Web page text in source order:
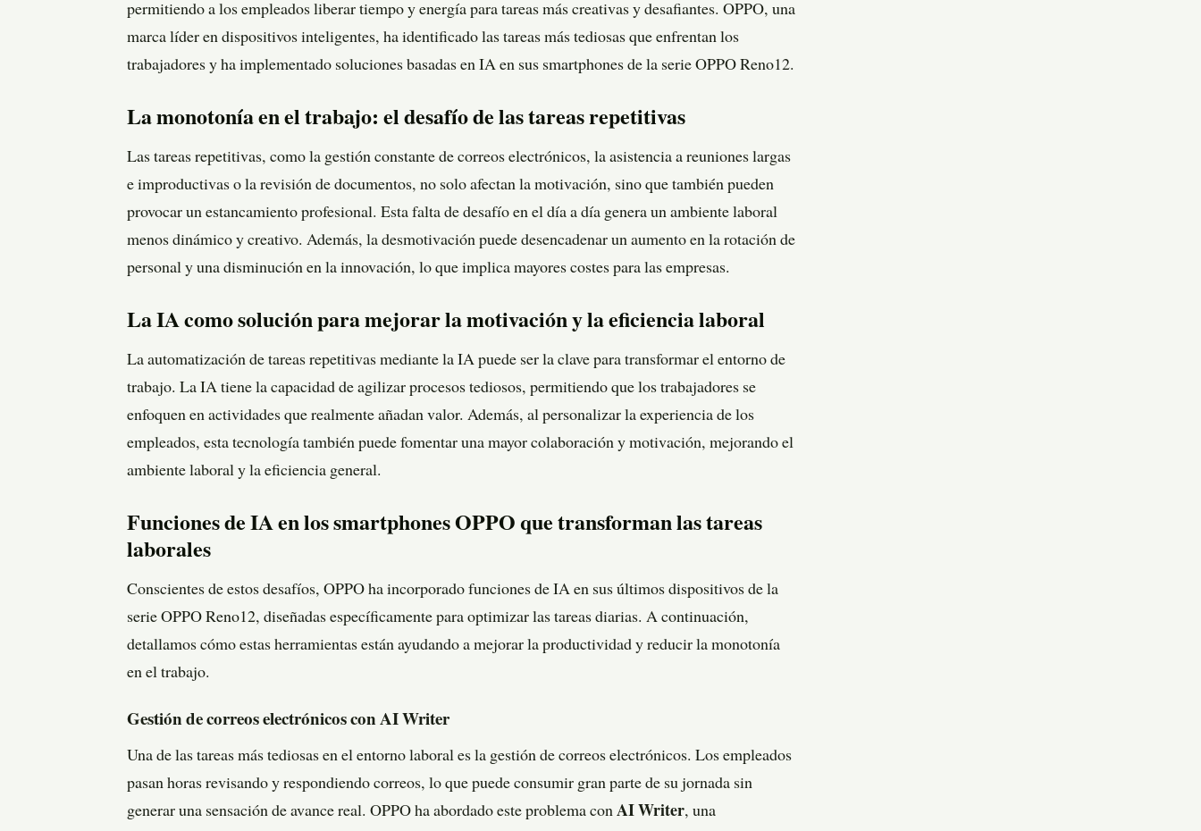
permitiendo a los empleados liberar tiempo y energía para tareas más creativas y desafiantes. OPPO, una
marca líder en dispositivos inteligentes, ha identificado las tareas más tediosas que enfrentan los
trabajadores y ha implementado soluciones basadas en IA en sus smartphones de la serie OPPO Reno12.
La monotonía en el trabajo: el desafío de las tareas repetitivas
Las tareas repetitivas, como la gestión constante de correos electrónicos, la asistencia a reuniones largas
e improductivas o la revisión de documentos, no solo afectan la motivación, sino que también pueden
provocar un estancamiento profesional. Esta falta de desafío en el día a día genera un ambiente laboral
menos dinámico y creativo. Además, la desmotivación puede desencadenar un aumento en la rotación de
personal y una disminución en la innovación, lo que implica mayores costes para las empresas.
La IA como solución para mejorar la motivación y la eficiencia laboral
La automatización de tareas repetitivas mediante la IA puede ser la clave para transformar el entorno de
trabajo. La IA tiene la capacidad de agilizar procesos tediosos, permitiendo que los trabajadores se
enfoquen en actividades que realmente añadan valor. Además, al personalizar la experiencia de los
empleados, esta tecnología también puede fomentar una mayor colaboración y motivación, mejorando el
ambiente laboral y la eficiencia general.
Funciones de IA en los smartphones OPPO que transforman las tareas
laborales
Conscientes de estos desafíos, OPPO ha incorporado funciones de IA en sus últimos dispositivos de la
serie OPPO Reno12, diseñadas específicamente para optimizar las tareas diarias. A continuación,
detallamos cómo estas herramientas están ayudando a mejorar la productividad y reducir la monotonía
en el trabajo.
Gestión de correos electrónicos con AI Writer
Una de las tareas más tediosas en el entorno laboral es la gestión de correos electrónicos. Los empleados
pasan horas revisando y respondiendo correos, lo que puede consumir gran parte de su jornada sin
generar una sensación de avance real. OPPO ha abordado este problema con AI Writer, una